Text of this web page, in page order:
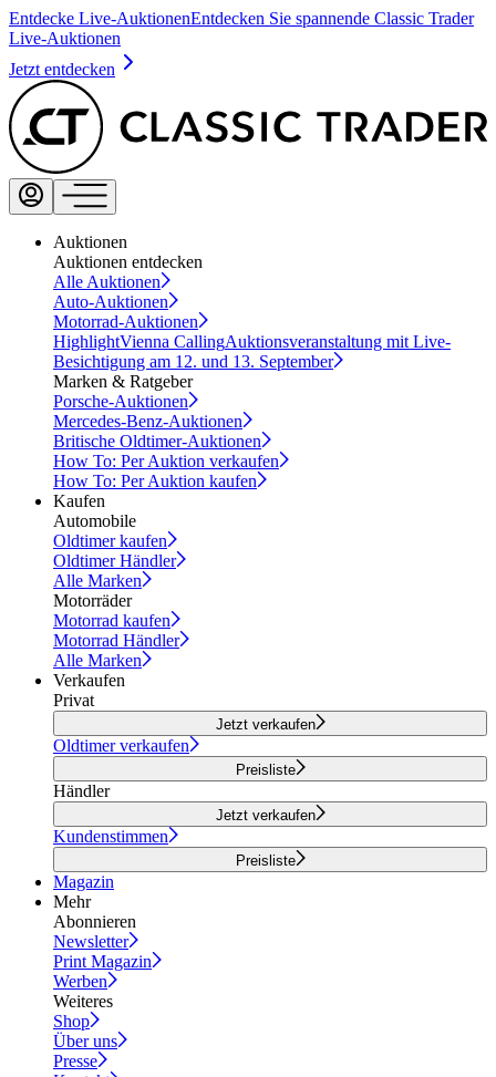
Entdecke Live-AuktionenEntdecken Sie spannende Classic Trader
Live-Auktionen
Jetzt entdecken
Auktionen
Auktionen entdecken
Alle Auktionen
Auto-Auktionen
Motorrad-Auktionen
HighlightVienna CallingAuktionsveranstaltung mit Live-
Besichtigung am 12. und 13. September
Marken & Ratgeber
Porsche-Auktionen
Mercedes-Benz-Auktionen
Britische Oldtimer-Auktionen
How To: Per Auktion verkaufen
How To: Per Auktion kaufen
Kaufen
Automobile
Oldtimer kaufen
Oldtimer Händler
Alle Marken
Motorräder
Motorrad kaufen
Motorrad Händler
Alle Marken
Verkaufen
Privat
Jetzt verkaufen
Oldtimer verkaufen
Preisliste
Händler
Jetzt verkaufen
Kundenstimmen
Preisliste
Magazin
Mehr
Abonnieren
Newsletter
Print Magazin
Werben
Weiteres
Shop
Über uns
Presse